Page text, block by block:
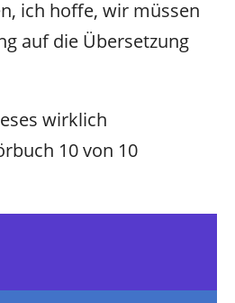
ich hoffe, wir müssen
auf die Übersetzung
wirklich
10 von 10